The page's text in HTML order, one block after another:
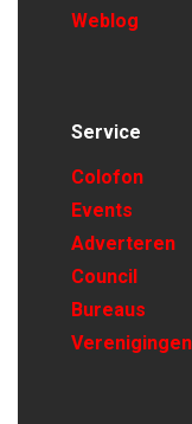
Weblog
Service
Colofon
Events
Adverteren
Council
Bureaus
Verenigingen